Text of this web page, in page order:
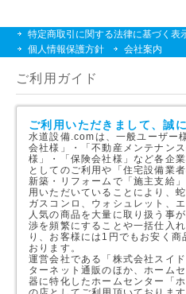
特定商取引に関する法律に基づく表
個人情報保護方針
会社案内
ご利用ガイド
ご利用いただきまして、誠
水道設備.comは、一般ユーザー
会社様」・「不動産メンテナン
様」・「保険会社様」など各企
としてのご利用や「住宅設備業
新築・リフォームで「施主支給
用いただいていることにより、
ガスコンロ、ウォシュレット、
人気の商品を大量に取り扱う事
渉を頻繁にすることや一括仕入
り、お客様には1円でもお安く
おります。
運営会社である「株式会社スイ
ターネット通販のほか、ホーム
器に特化したホームセンター「